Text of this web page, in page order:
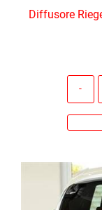
Diffusore